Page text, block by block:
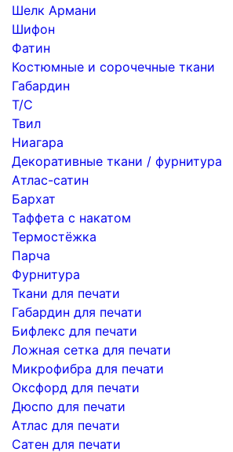
Шелк Армани
Шифон
Фатин
Костюмные и сорочечные ткани
Габардин
Т/С
Твил
Ниагара
Декоративные ткани / фурнитура
Атлас-сатин
Бархат
Таффета с накатом
Термостёжка
Парча
Фурнитура
Ткани для печати
Габардин для печати
Бифлекс для печати
Ложная сетка для печати
Микрофибра для печати
Оксфорд для печати
Дюспо для печати
Атлас для печати
Сатен для печати